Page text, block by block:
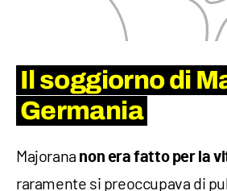
Il soggiorno di
Germania
Majorana non era fatto per la
raramente si preoccupava di